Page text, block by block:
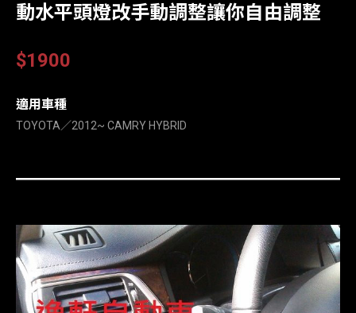
動水平頭燈改手動調整讓你自由調整
$1900
適用車種
TOYOTA∕2012~ CAMRY HYBRID